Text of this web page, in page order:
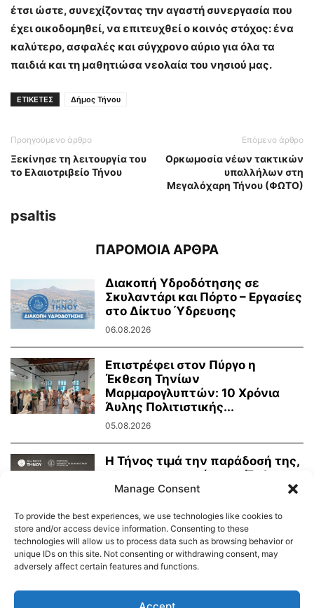
έτσι ώστε, συνεχίζοντας την αγαστή συνεργασία που
έχει οικοδομηθεί, να επιτευχθεί ο κοινός στόχος: ένα
καλύτερο, ασφαλές και σύγχρονο αύριο για όλα τα
παιδιά και τη μαθητιώσα νεολαία του νησιού μας.
ΕΤΙΚΕΤΕΣ Δήμος Τήνου
Προηγούμενο άρθρο
Ξεκίνησε τη λειτουργία του
το Ελαιοτριβείο Τήνου
Επόμενο άρθρο
Ορκωμοσία νέων τακτικών
υπαλλήλων στη
Μεγαλόχαρη Τήνου (ΦΩΤΟ)
psaltis
ΠΑΡΟΜΟΙΑ ΑΡΘΡΑ
Διακοπή Υδροδότησης σε
Σκυλαντάρι και Πόρτο – Εργασίες
στο Δίκτυο Ύδρευσης
06.08.2026
Επιστρέφει στον Πύργο η
Έκθεση Τηνίων
Μαρμαρογλυπτών: 10 Χρόνια
Άυλης Πολιτιστικής...
05.08.2026
Η Τήνος τιμά την παράδοσή της,
τη μαρμαροτεχνία της. Έκθεση
Τήνιων...
Δημοτικό Λιμενικό Ταμείο Τήνου – Άνδρου
Manage Consent
To provide the best experiences, we use technologies like cookies to
store and/or access device information. Consenting to these
technologies will allow us to process data such as browsing behavior or
unique IDs on this site. Not consenting or withdrawing consent, may
adversely affect certain features and functions.